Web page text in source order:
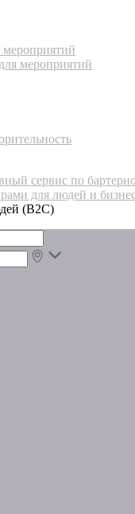
мероприятий
мероприятий
сервис по
для людей и
(B2C)